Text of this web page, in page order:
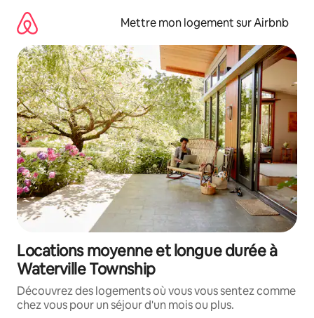
directement
contenu
Mettre mon logement sur Airbnb
Locations moyenne et longue durée à
Waterville Township
Découvrez des logements où vous vous sentez comme
chez vous pour un séjour d'un mois ou plus.